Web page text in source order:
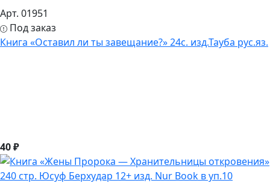
Арт. 01951
Под заказ
Книга «Оставил ли ты завещание?» 24с. изд.Тауба рус.яз.
40 ₽